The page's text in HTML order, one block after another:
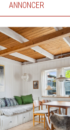
ANNONCER